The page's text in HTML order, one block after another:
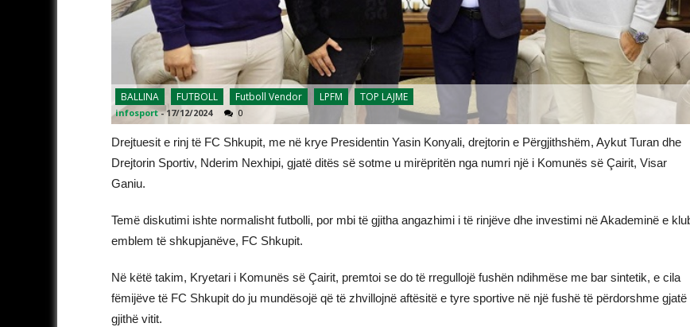
BALLINA FUTBOLL Futboll Vendor LPFM TOP LAJME
infosport -17/12/2024 0
Drejtuesit e rinj të FC Shkupit, me në krye Presidentin Yasin Konyali, drejtorin e Përgjithshëm, Aykut Turan dhe
Drejtorin Sportiv, Nderim Nexhipi, gjatë ditës së sotme u mirëpritën nga numri një i Komunës së Çairit, Visar
Ganiu.
Temë diskutimi ishte normalisht futbolli, por mbi të gjitha angazhimi i të rinjëve dhe investimi në Akademinë e
emblem të shkupjanëve, FC Shkupit.
Në këtë takim, Kryetari i Komunës së Çairit, premtoi se do të rregullojë fushën ndihmëse me bar sintetik, e cila
fëmijëve të FC Shkupit do ju mundësojë që të zhvillojnë aftësitë e tyre sportive në një fushë të përdorshme gjatë
gjithë vitit.